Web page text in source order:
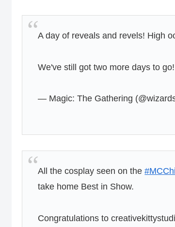
A day of reveals and revels! High
We've still got two more days to
— Magic: The Gathering
All the cosplay seen on the
take home Best in Show.
Congratulations to